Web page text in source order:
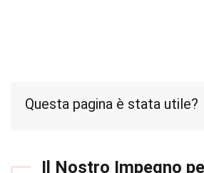
Questa pagina è stata utile?
Il Nostro Impegno